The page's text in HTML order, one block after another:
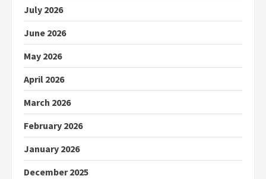
July 2026
June 2026
May 2026
April 2026
March 2026
February 2026
January 2026
December 2025